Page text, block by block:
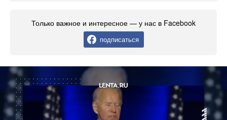
Только важное и интересное — у нас в Facebook
подписаться